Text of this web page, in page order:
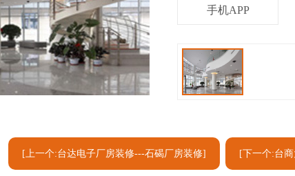
手机APP
[上一个:台达电子厂房装修---石碣厂房装修] [下一个:台